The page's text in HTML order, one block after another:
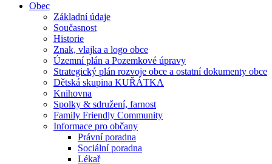
Obec
Základní údaje
Současnost
Historie
Znak, vlajka a logo obce
Územní plán a Pozemkové úpravy
Strategický plán rozvoje obce a ostatní dokumenty obce
Dětská skupina KUŘÁTKA
Knihovna
Spolky & sdružení, farnost
Family Friendly Community
Informace pro občany
Právní poradna
Sociální poradna
Lékař